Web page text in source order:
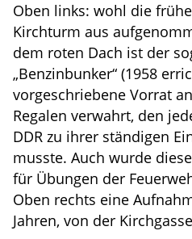
Oben links: wohl die
Kirchturm aus
dem roten Dach ist der
„Benzinbunker“ (1958
vorgeschriebene Vorrat
Regalen verwahrt, den
DDR zu ihrer ständigen
musste. Auch wurde
für Übungen der
Oben rechts eine
Jahren, von der